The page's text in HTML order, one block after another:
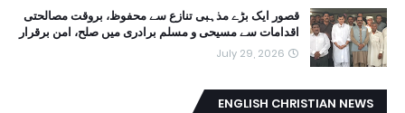
قصور ایک بڑے مذہبی تنازع سے محفوظ، بروقت مصالحتی
اقدامات سے مسیحی و مسلم برادری میں صلح، امن برقرار
July 29, 2026
ENGLISH CHRISTIAN NEWS